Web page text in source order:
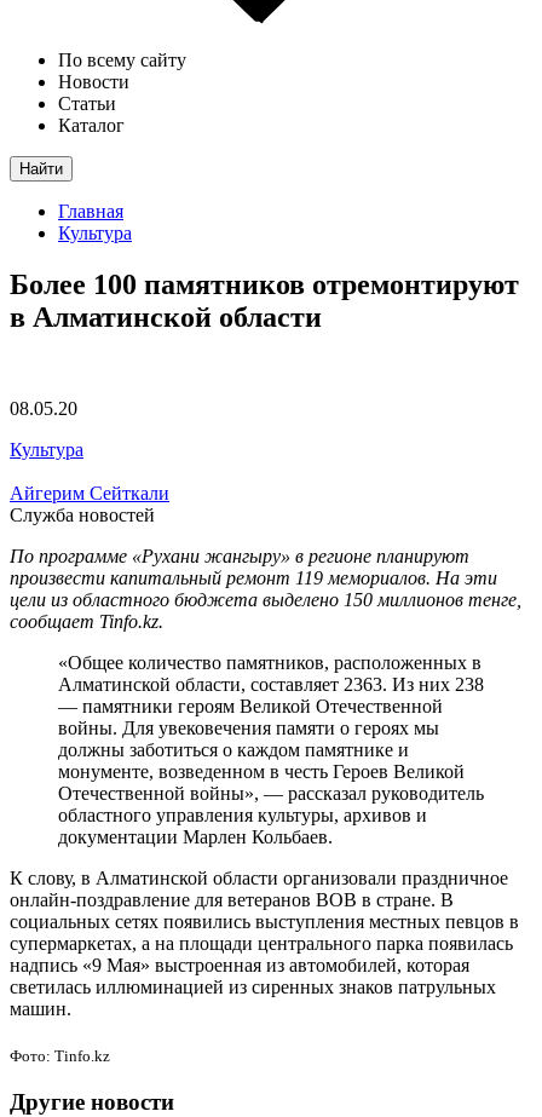
По всему сайту
Новости
Статьи
Каталог
Найти
Главная
Культура
Более 100 памятников отремонтируют
в Алматинской области
08.05.20
Культура
Айгерим Сейткали
Служба новостей
По программе «Рухани жангыру» в регионе планируют
произвести капитальный ремонт 119 мемориалов. На эти
цели из областного бюджета выделено 150 миллионов тенге,
сообщает Tinfo.kz.
«Общее количество памятников, расположенных в
Алматинской области, составляет 2363. Из них 238
— памятники героям Великой Отечественной
войны. Для увековечения памяти о героях мы
должны заботиться о каждом памятнике и
монументе, возведенном в честь Героев Великой
Отечественной войны», — рассказал руководитель
областного управления культуры, архивов и
документации Марлен Кольбаев.
К слову, в Алматинской области организовали праздничное
онлайн-поздравление для ветеранов ВОВ в стране. В
социальных сетях появились выступления местных певцов в
супермаркетах, а на площади центрального парка появилась
надпись «9 Мая» выстроенная из автомобилей, которая
светилась иллюминацией из сиренных знаков патрульных
машин.
Фото: Tinfo.kz
Другие новости